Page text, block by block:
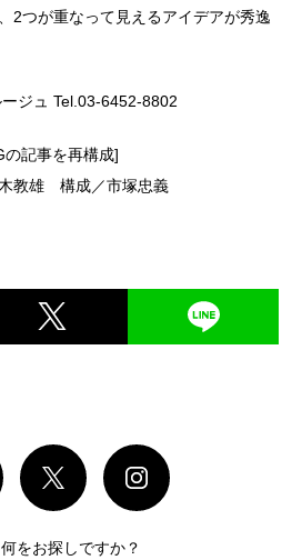
2つが重なって見えるアイデアが秀逸
ジュ Tel.03-6452-8802
記事を再構成]
教雄 構成／市塚忠義
何をお探しですか？